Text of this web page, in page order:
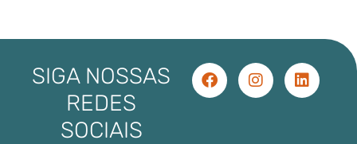
SIGA NOSSAS
REDES
SOCIAIS